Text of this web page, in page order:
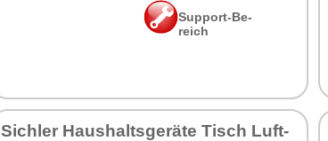
Sup­port-Be­
reich
Sich­ler Haus­halts­ge­rä­te Tisch Luft­